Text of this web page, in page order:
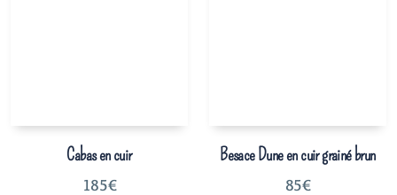
Cabas en cuir
185€
Besace Dune en cuir grainé brun
85€